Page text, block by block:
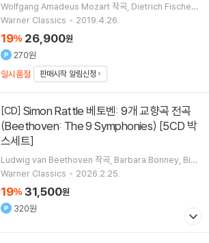
Wolfgang Amadeus Mozart 작곡 Dietrich Fischer
-Dieskau Barbara Hendricks
Warner Classics 2019.4.26.
19% 26,900원
270원
일시품절
판매시작 알림신청
[CD]
(Beethoven: The 9 Symphonies) [5CD 박
스세트]
Ludwig van Beethoven 작곡 Barbara Bonney Bir
git Remmert Kurt Streit노래 외 4명
Warner Classics 2026.2.25.
19% 31,500원
320원